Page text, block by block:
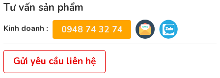
Tư vấn sản phẩm
Kinh doanh : 0948 74 32 74
Gửi yêu cầu liên hệ